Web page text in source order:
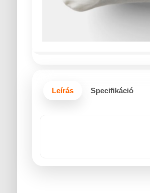
Leírás Specifikáció